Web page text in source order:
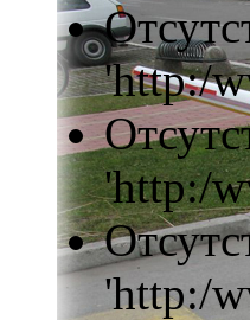
'http:/
'http:/
'http:/